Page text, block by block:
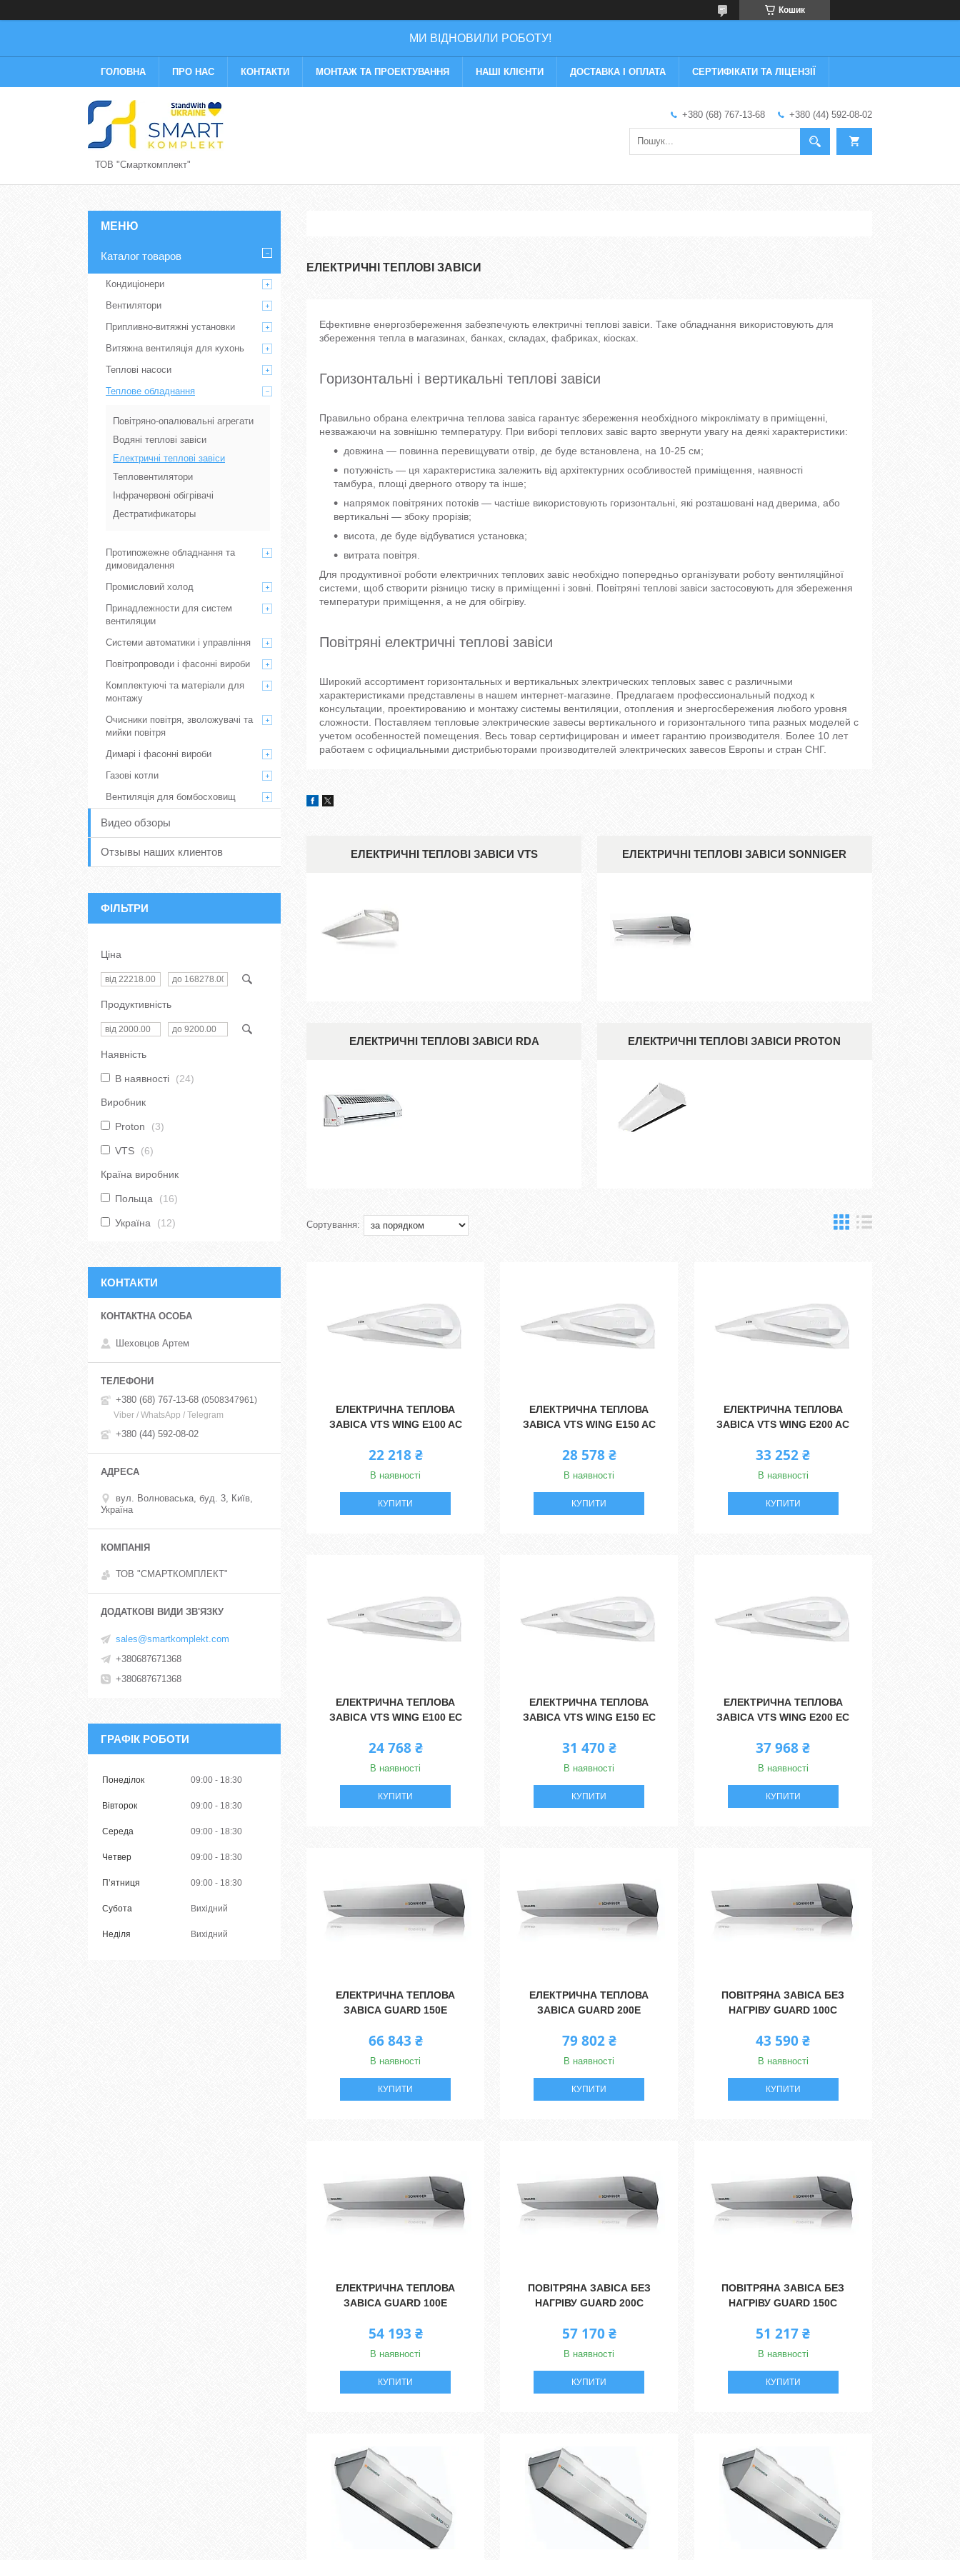
Кошик
МИ ВІДНОВИЛИ РОБОТУ!
ГОЛОВНА ПРО НАС КОНТАКТИ МОНТАЖ ТА ПРОЕКТУВАННЯ НАШІ КЛІЄНТИ ДОСТАВКА І ОПЛАТА СЕРТИФІКАТИ ТА ЛІЦЕНЗІЇ
ТОВ "Смарткомплект"
+380 (68) 767-13-68 +380 (44) 592-08-02
ЕЛЕКТРИЧНІ ТЕПЛОВІ ЗАВІСИ
Ефективне енергозбереження забезпечують електричні теплові завіси. Таке обладнання використовують для
збереження тепла в магазинах, банках, складах, фабриках, кіосках.
Горизонтальні і вертикальні теплові завіси
Правильно обрана електрична теплова завіса гарантує збереження необхідного мікроклімату в приміщенні,
незважаючи на зовнішню температуру. При виборі теплових завіс варто звернути увагу на деякі характеристики:
довжина — повинна перевищувати отвір, де буде встановлена, на 10-25 см;
потужність — ця характеристика залежить від архітектурних особливостей приміщення, наявності
тамбура, площі дверного отвору та інше;
напрямок повітряних потоків — частіше використовують горизонтальні, які розташовані над дверима, або
вертикальні — збоку прорізів;
висота, де буде відбуватися установка;
витрата повітря.
Для продуктивної роботи електричних теплових завіс необхідно попередньо організувати роботу вентиляційної
системи, щоб створити різницю тиску в приміщенні і зовні. Повітряні теплові завіси застосовують для збереження
температури приміщення, а не для обігріву.
Повітряні електричні теплові завіси
Широкий ассортимент горизонтальных и вертикальных электрических тепловых завес с различными
характеристиками представлены в нашем интернет-магазине. Предлагаем профессиональный подход к
консультации, проектированию и монтажу системы вентиляции, отопления и энергосбережения любого уровня
сложности. Поставляем тепловые электрические завесы вертикального и горизонтального типа разных моделей с
учетом особенностей помещения. Весь товар сертифицирован и имеет гарантию производителя. Более 10 лет
работаем с официальными дистрибьюторами производителей электрических завесов Европы и стран СНГ.
ЕЛЕКТРИЧНІ ТЕПЛОВІ ЗАВІСИ VTS ЕЛЕКТРИЧНІ ТЕПЛОВІ ЗАВІСИ SONNIGER
ЕЛЕКТРИЧНІ ТЕПЛОВІ ЗАВІСИ RDA ЕЛЕКТРИЧНІ ТЕПЛОВІ ЗАВІСИ PROTON
ЕЛЕКТРИЧНА ТЕПЛОВА
ЗАВІСА VTS WING E100 AC
22 218 ₴
В наявності
КУПИТИ
ЕЛЕКТРИЧНА ТЕПЛОВА
ЗАВІСА VTS WING E150 AC
28 578 ₴
В наявності
КУПИТИ
ЕЛЕКТРИЧНА ТЕПЛОВА
ЗАВІСА VTS WING E200 AC
33 252 ₴
В наявності
КУПИТИ
ЕЛЕКТРИЧНА ТЕПЛОВА
ЗАВІСА VTS WING E100 EC
24 768 ₴
В наявності
КУПИТИ
ЕЛЕКТРИЧНА ТЕПЛОВА
ЗАВІСА VTS WING E150 EC
31 470 ₴
В наявності
КУПИТИ
ЕЛЕКТРИЧНА ТЕПЛОВА
ЗАВІСА VTS WING E200 EC
37 968 ₴
В наявності
КУПИТИ
ЕЛЕКТРИЧНА ТЕПЛОВА
ЗАВІСА GUARD 150E
66 843 ₴
В наявності
КУПИТИ
ЕЛЕКТРИЧНА ТЕПЛОВА
ЗАВІСА GUARD 200E
79 802 ₴
В наявності
КУПИТИ
ПОВІТРЯНА ЗАВІСА БЕЗ
НАГРІВУ GUARD 100C
43 590 ₴
В наявності
КУПИТИ
ЕЛЕКТРИЧНА ТЕПЛОВА
ЗАВІСА GUARD 100E
54 193 ₴
В наявності
КУПИТИ
ПОВІТРЯНА ЗАВІСА БЕЗ
НАГРІВУ GUARD 200C
57 170 ₴
В наявності
КУПИТИ
ПОВІТРЯНА ЗАВІСА БЕЗ
НАГРІВУ GUARD 150C
51 217 ₴
В наявності
КУПИТИ
Каталог товаров
Кондиціонери
Вентилятори
Припливно-витяжні установки
Витяжна вентиляція для кухонь
Теплові насоси
Теплове обладнання
Повітряно-опалювальні агрегати
Водяні теплові завіси
Електричні теплові завіси
Тепловентилятори
Інфрачервоні обігрівачі
Дестратификаторы
Протипожежне обладнання та
димовидалення
Промисловий холод
Принадлежности для систем
вентиляции
Системи автоматики і управління
Повітропроводи і фасонні вироби
Комплектуючі та матеріали для
монтажу
Очисники повітря, зволожувачі та
мийки повітря
Димарі і фасонні вироби
Газові котли
Вентиляція для бомбосховищ
Видео обзоры
Отзывы наших клиентов
ФІЛЬТРИ
Ціна
Продуктивність
Наявність
В наявності 24
Виробник
Proton 3
VTS 6
Країна виробник
Польща 16
Україна 12
КОНТАКТИ
Шеховцов Артем
+380 (68) 767-13-68 0508347961
Viber / WhatsApp / Telegram
+380 (44) 592-08-02
вул. Волноваська, буд. 3, Київ,
Україна
ТОВ "СМАРТКОМПЛЕКТ"
sales@smartkomplekt.com
+380687671368
+380687671368
ГРАФІК РОБОТИ
Понеділок 09:00 18:30
Вівторок 09:00 18:30
Середа 09:00 18:30
Четвер 09:00 18:30
Пʼятниця 09:00 18:30
Субота Вихідний
Неділя Вихідний